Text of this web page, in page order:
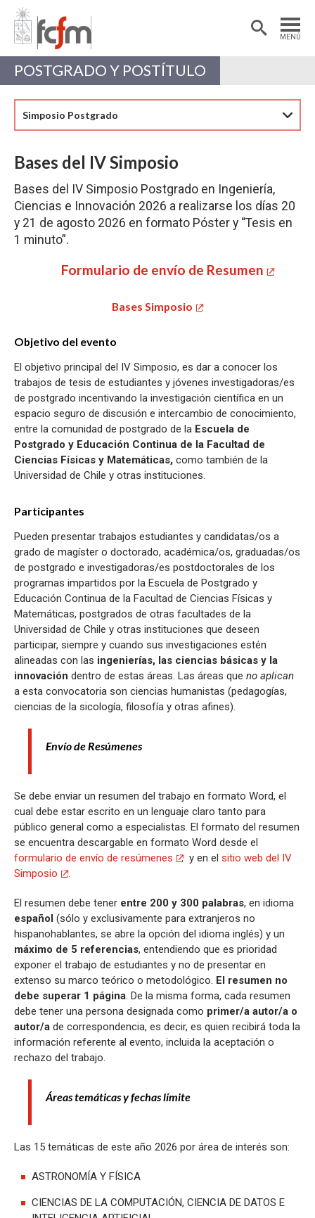
MENÚ
Estudiantes
Académicas/os
POSTGRADO Y POSTÍTULO
Simposio Postgrado
Bases del IV Simposio
Bases del IV Simposio Postgrado en Ingeniería,
Ciencias e Innovación 2026 a realizarse los días 20
y 21 de agosto 2026 en formato Póster y “Tesis en
1 minuto”.
Formulario de envío de Resumen
Bases Simposio
Objetivo del evento
El objetivo principal del IV Simposio, es dar a conocer los
trabajos de tesis de estudiantes y jóvenes investigadoras/es
de postgrado incentivando la investigación científica en un
espacio seguro de discusión e intercambio de conocimiento,
entre la comunidad de postgrado de la Escuela de
Postgrado y Educación Continua de la Facultad de
Ciencias Físicas y Matemáticas, como también de la
Universidad de Chile y otras instituciones.
Participantes
Pueden presentar trabajos estudiantes y candidatas/os a
grado de magíster o doctorado, académica/os, graduadas/os
de postgrado e investigadoras/es postdoctorales de los
programas impartidos por la Escuela de Postgrado y
Educación Continua de la Facultad de Ciencias Físicas y
Matemáticas, postgrados de otras facultades de la
Universidad de Chile y otras instituciones que deseen
participar, siempre y cuando sus investigaciones estén
alineadas con las ingenierías, las ciencias básicas y la
innovación dentro de estas áreas. Las áreas que no aplican
a esta convocatoria son ciencias humanistas (pedagogías,
ciencias de la sicología, filosofía y otras afines).
Envío de Resúmenes
Se debe enviar un resumen del trabajo en formato Word, el
cual debe estar escrito en un lenguaje claro tanto para
público general como a especialistas. El formato del resumen
se encuentra descargable en formato Word desde el
formulario de envío de resúmenes
y en el sitio web del IV
Simposio
.
El resumen debe tener entre 200 y 300 palabras, en idioma
español (sólo y exclusivamente para extranjeros no
hispanohablantes, se abre la opción del idioma inglés) y un
máximo de 5 referencias, entendiendo que es prioridad
exponer el trabajo de estudiantes y no de presentar en
extenso su marco teórico o metodológico. El resumen no
debe superar 1 página. De la misma forma, cada resumen
debe tener una persona designada como primer/a autor/a o
autor/a de correspondencia, es decir, es quien recibirá toda la
información referente al evento, incluida la aceptación o
rechazo del trabajo.
Áreas temáticas y fechas límite
Las 15 temáticas de este año 2026 por área de interés son:
ASTRONOMÍA Y FÍSICA
CIENCIAS DE LA COMPUTACIÓN, CIENCIA DE DATOS E